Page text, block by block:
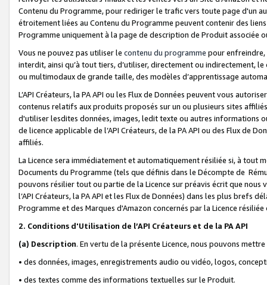
Contenu du Programme, pour rediriger le trafic vers toute page d'un
étroitement liées au Contenu du Programme peuvent contenir des
Programme uniquement à la page de description de Produit associée
Vous ne pouvez pas utiliser le contenu du programme pour
interdit, ainsi qu’à tout tiers, d’utiliser, directement ou indirectement,
ou multimodaux de grande taille, des modèles d’apprentissage
L’API Créateurs, la PA API ou les Flux de Données peuvent vous
contenus relatifs aux produits proposés sur un ou plusieurs sites
d'utiliser lesdites données, images, ledit texte ou autres informations
de licence applicable de l’API Créateurs, de la PA API ou des Flux de
affiliés.
La Licence sera immédiatement et automatiquement résiliée si, à
Documents du Programme (tels que définis dans le Décompte de
pouvons résilier tout ou partie de la Licence sur préavis écrit que
l’API Créateurs, la PA API et les Flux de Données) dans les plus
Programme et des Marques d'Amazon concernés par la Licence
2. Conditions d'Utilisation de l’API Créateurs et de la PA API
(a) Description. En vertu de la présente Licence, nous pouvons
• des données, images, enregistrements audio ou vidéo, logos,
• des textes comme des informations textuelles sur le Produit.